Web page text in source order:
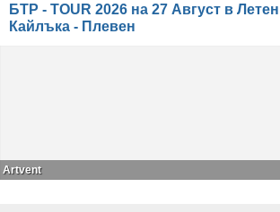
БТР - TOUR 2026 на 27 Август в
Кайлъка - Плевен
Artvent